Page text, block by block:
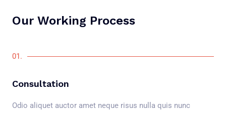
Our Working Process
01.
Consultation
Odio aliquet auctor amet neque risus nulla quis nunc